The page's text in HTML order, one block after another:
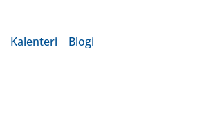
Kalenteri Blogi